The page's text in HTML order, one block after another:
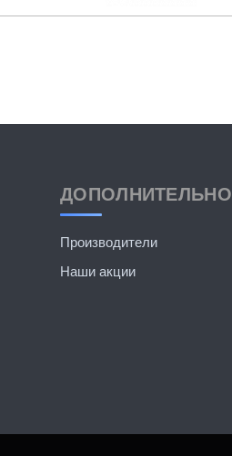
ДОПОЛНИТЕЛЬНО
Производители
Наши акции